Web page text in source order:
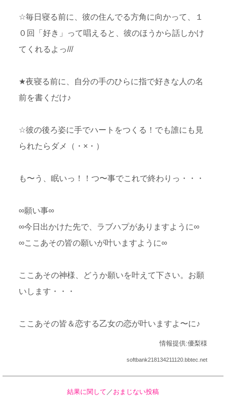
☆毎日寝る前に、彼の住んでる方角に向かって、１
０回「好き」って唱えると、彼のほうから話しかけ
てくれるよっ///
★夜寝る前に、自分の手のひらに指で好きな人の名
前を書くだけ♪
☆彼の後ろ姿に手でハートをつくる！でも誰にも見
られたらダメ（・×・）
も〜う、眠いっ！！つ〜事でこれで終わりっ・・・
∞願い事∞
∞今日出かけた先で、ラブハプがありますように∞
∞ここあその皆の願いが叶いますように∞
ここあその神様、どうか願いを叶えて下さい。お願
いします・・・
ここあその皆＆恋する乙女の恋が叶いますよ〜に♪
情報提供:優梨様
softbank218134211120.bbtec.net
結果に関して ／ おまじない投稿